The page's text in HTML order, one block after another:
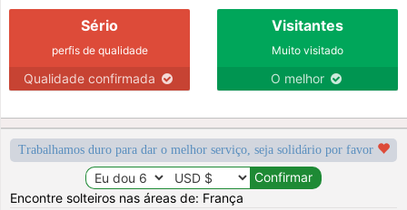
Sério
perfis de qualidade
Qualidade confirmada
Visitantes
Muito visitado
O melhor
Trabalhamos duro para dar o melhor serviço, seja solidário por favor
Encontre solteiros nas áreas de: França